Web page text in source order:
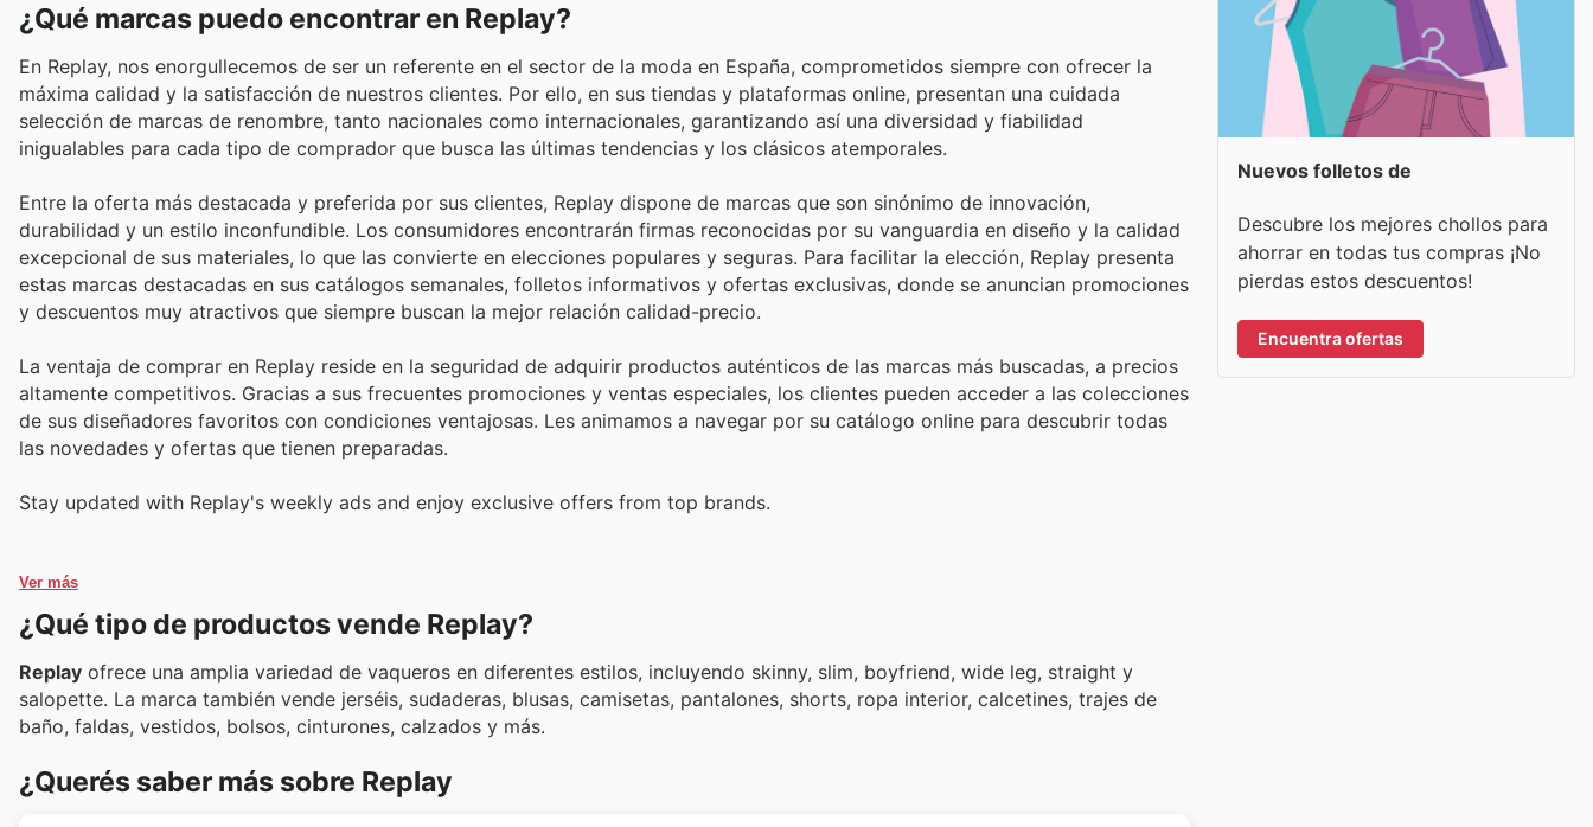
¿Qué marcas puedo encontrar en Replay?
En Replay, nos enorgullecemos de ser un referente en el sector de la moda en España, comprometidos siempre con ofrecer la
máxima calidad y la satisfacción de nuestros clientes. Por ello, en sus tiendas y plataformas online, presentan una cuidada
selección de marcas de renombre, tanto nacionales como internacionales, garantizando así una diversidad y fiabilidad
inigualables para cada tipo de comprador que busca las últimas tendencias y los clásicos atemporales.
Entre la oferta más destacada y preferida por sus clientes, Replay dispone de marcas que son sinónimo de innovación,
durabilidad y un estilo inconfundible. Los consumidores encontrarán firmas reconocidas por su vanguardia en diseño y la calidad
excepcional de sus materiales, lo que las convierte en elecciones populares y seguras. Para facilitar la elección, Replay presenta
estas marcas destacadas en sus catálogos semanales, folletos informativos y ofertas exclusivas, donde se anuncian promociones
y descuentos muy atractivos que siempre buscan la mejor relación calidad-precio.
La ventaja de comprar en Replay reside en la seguridad de adquirir productos auténticos de las marcas más buscadas, a precios
altamente competitivos. Gracias a sus frecuentes promociones y ventas especiales, los clientes pueden acceder a las colecciones
de sus diseñadores favoritos con condiciones ventajosas. Les animamos a navegar por su catálogo online para descubrir todas
las novedades y ofertas que tienen preparadas.
Stay updated with Replay's weekly ads and enjoy exclusive offers from top brands.
Ver más
¿Qué tipo de productos vende Replay?
Replay ofrece una amplia variedad de vaqueros en diferentes estilos, incluyendo skinny, slim, boyfriend, wide leg, straight y
salopette. La marca también vende jerséis, sudaderas, blusas, camisetas, pantalones, shorts, ropa interior, calcetines, trajes de
baño, faldas, vestidos, bolsos, cinturones, calzados y más.
¿Querés saber más sobre Replay
Nuevos folletos de
Descubre los mejores chollos para
ahorrar en todas tus compras ¡No
pierdas estos descuentos!
Encuentra ofertas